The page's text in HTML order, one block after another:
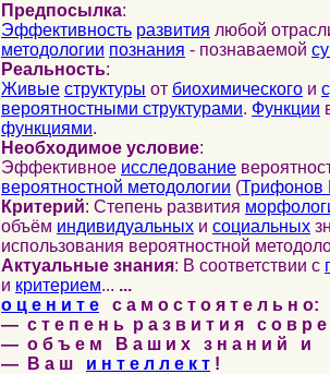
Предпосылка:
Эффективность развития любой
методологии познания - познаваемой
Реальность:
Живые структуры от биохимического и
вероятностными структурами. Функции
функциями.
Необходимое условие:
Эффективное исследование
вероятностной методологии (Трифонов
Критерий: Степень развития
объём индивидуальных и социальных
использования вероятностной
Актуальные знания: В соответствии с
и критерием... ...
о ц е н и т е с а м о с т о я т е л ь н о:
— с т е п е н ь р а з в и т и я с о в р
— о б ъ е м В а ш и х з н а н и й и
— В а ш и н т е л л е к т !